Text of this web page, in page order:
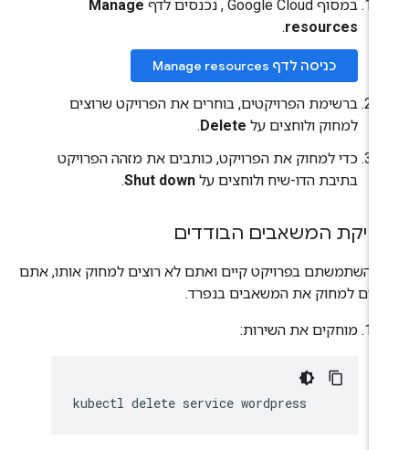
במסוף Google Cloud , נכנסים לדף
Manage
resources
.
כניסה לדף Manage resources
ברשימת הפרויקטים, בוחרים את הפרויקט שרוצים
למחוק ולוחצים עלDelete
.
כדי למחוק את הפרויקט, כותבים את מזהה הפרויקט
בתיבת הדו-שיח ולוחצים עלShut down
.
המשאבים הבודדים
השתמשתם בפרויקט קיים ואתם לא רוצים למחוק אותו, אתם
למחוק את המשאבים בנפרד.
מוחקים את השירות:
kubectl delete service